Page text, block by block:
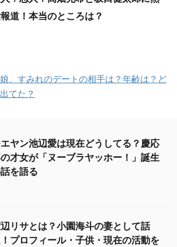
道！本当のところは？
、すみれのデートの相手は？年齢は？ど
てた？
ヤン池辺愛は現在どうしてる？慶応
才女が「ヌーブラヤッホー！」誕生
を語る
リサとは？小園海斗の妻として話
プロフィール・子供・現在の活動を